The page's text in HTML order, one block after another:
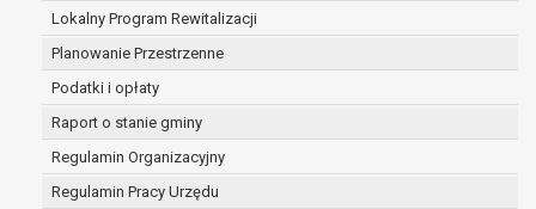
Lokalny Program Rewitalizacji
Planowanie Przestrzenne
Podatki i opłaty
Raport o stanie gminy
Regulamin Organizacyjny
Regulamin Pracy Urzędu
(merytorycznych), a także obowiązków i
zadań zleconych przez instytucje
nadrzędne wobec Gminy;
zawarcia i realizacji umów;
ochrony żywotnych interesów osoby, której
dane dotyczą, lub innej osoby fizycznej;
wykonania zadania realizowanego w
interesie publicznym lub w ramach